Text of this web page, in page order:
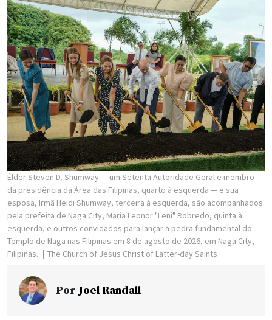
Élder Steven D. Shumway — um Setenta Autoridade Geral e membro
da presidência da Área das Filipinas, quarto à esquerda — e sua
esposa, Irmã Heidi Shumway, terceira à esquerda, são acompanhados
pela prefeita de Naga City, Maria Leonor "Leni" Robredo, quinta à
esquerda, e outros convidados para lançar a pedra fundamental do
Templo de Naga nas Filipinas em 8 de agosto de 2026, em Naga City,
Filipinas.
The Church of Jesus Christ of Latter-day Saints
Por Joel Randall